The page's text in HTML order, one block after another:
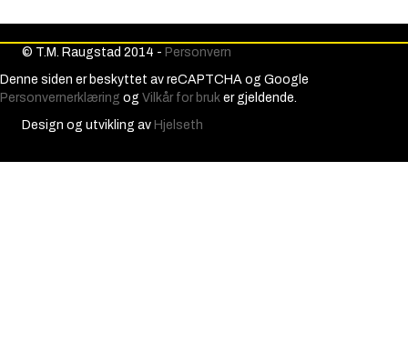
© T.M. Raugstad 2014 - Personvern
Denne siden er beskyttet av reCAPTCHA og Google
Personvernerklæring og Vilkår for bruk er gjeldende.
Design og utvikling av Hjelseth